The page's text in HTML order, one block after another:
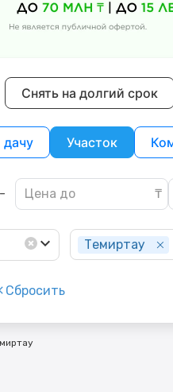
Снять на долгий срок
Участок
-
Темиртау
Сбросить